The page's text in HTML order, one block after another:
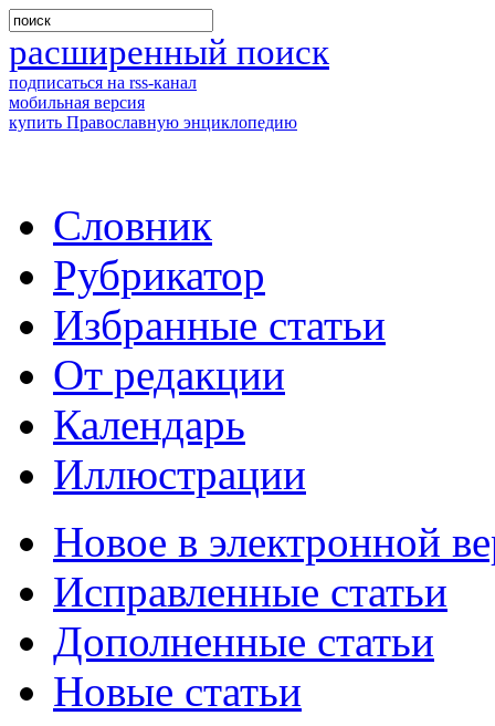
расширенный поиск
подписаться на rss-канал
мобильная версия
купить Православную энциклопедию
Словник
Рубрикатор
Избранные статьи
От редакции
Календарь
Иллюстрации
Новое в электронной
Исправленные статьи
Дополненные статьи
Новые статьи